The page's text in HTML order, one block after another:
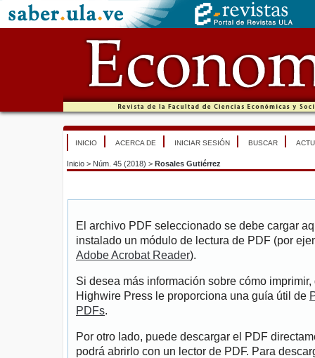
INICIO ACERCA DE INICIAR SESIÓN BUSCAR
Inicio > Núm. 45 (2018) > Rosales Gutiérrez
El archivo PDF seleccionado se debe cargar
instalado un módulo de lectura de PDF (por
Adobe Acrobat Reader).
Si desea más información sobre cómo
Highwire Press le proporciona una guía útil de
PDFs.
Por otro lado, puede descargar el PDF
podrá abrirlo con un lector de PDF. Para